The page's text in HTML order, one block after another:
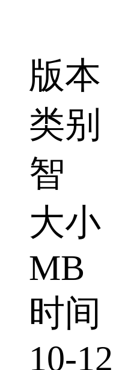
版本
类别
智
大小
MB
时间
10-12